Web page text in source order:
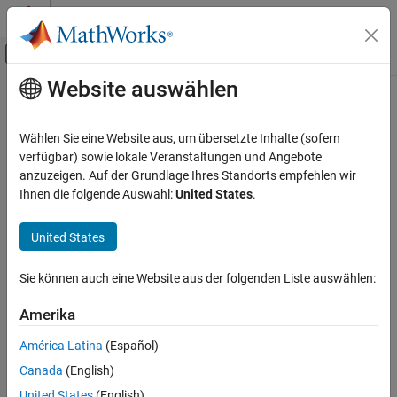
Weiter zum Inhalt
Umschaltung für Off-Canvas-
Startseite der Dokumentation
Model Predictive Control Toolbox
Get Started with Model Predictive Control
Toolbox
Acknowledgments
Hauptinhalt
Acknowledgments
MathWorks would like to acknowledge the following contributors
to Model Predictive Control Toolbox™.
Professor of Control Systems, IMT Institute for Advanced Studies
Lucca, Italy. Research interests include model predictive control,
automotive, aerospace, and energy systems. Fellow of the IEEE
commands.
Professor of Chemical Engineering, University of Washington,
Website auswählen
Wählen Sie eine Website aus, um übersetzte Inhalte (sofern
verfügbar) sowie lokale Veranstaltungen und Angebote
anzuzeigen. Auf der Grundlage Ihres Standorts empfehlen wir
Ihnen die folgende Auswahl:United States.
United States
Sie können auch eine Website aus der folgenden Liste auswählen:
Amerika
América Latina (Español)
Canada (English)